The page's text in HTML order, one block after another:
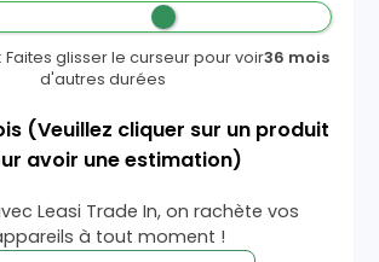
Faites glisser le curseur pour voir
d'autres durées
36 mois
(Veuillez cliquer sur un produit
avoir une estimation)
Leasi Trade In, on rachète vos
à tout moment !